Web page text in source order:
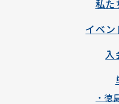
私た
イベン
入
・徳